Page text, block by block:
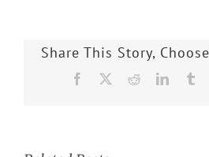
Share This Story,
Facebook RedditLinkedIn